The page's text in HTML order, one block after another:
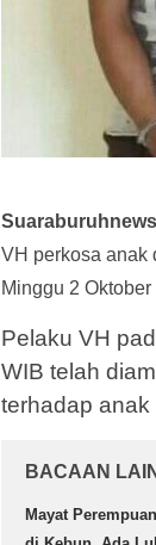
VH perkosa anak
Minggu 2
Pelaku VH
WIB telah
terhadap
BACAAN
Mayat